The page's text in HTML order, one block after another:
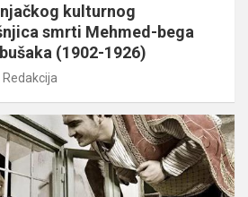
kulturnog
smrti Mehmed-bega
(1902-1926)
Redakcija